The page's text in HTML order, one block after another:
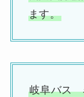
ます。
岐阜バス